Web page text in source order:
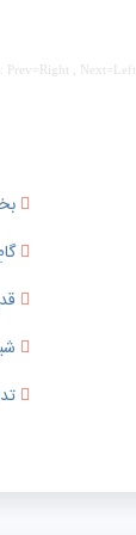
Prev=Right , Next=Left